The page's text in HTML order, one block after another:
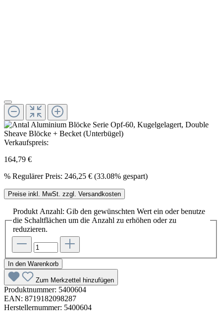
Verkaufspreis:
164,79 €
% Regulärer Preis: 246,25 € (33.08% gespart)
Preise inkl. MwSt. zzgl. Versandkosten
Produkt Anzahl: Gib den gewünschten Wert ein oder benutze
die Schaltflächen um die Anzahl zu erhöhen oder zu
reduzieren.
In den Warenkorb
Zum Merkzettel hinzufügen
Produktnummer: 5400604
EAN: 8719182098287
Herstellernummer: 5400604